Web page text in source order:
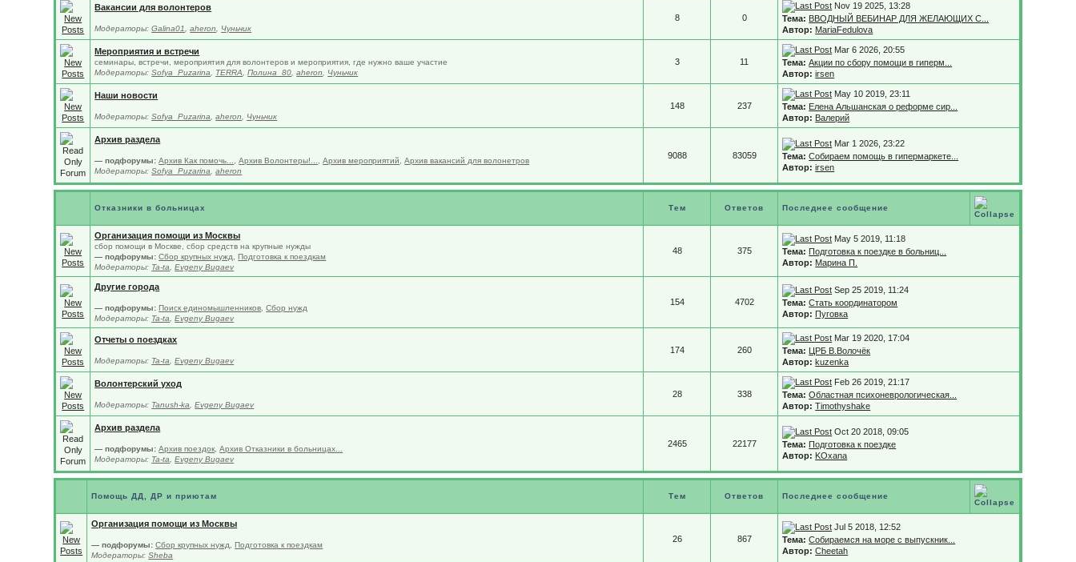
Вакансии для волонтеров
Модераторы:Galina01 ,aheron Чуньчик
8 0
Nov 19 2025, 13:28
Тема: ВВОДНЫЙ ВЕБИНАР ДЛЯ ЖЕЛАЮЩИХ С...
Автор: MariaFedulova
Мероприятия и встречи
семинары, встречи, мероприятия для волонтеров и мероприятия, где нужно ваше участие
Модераторы:Sofya_Puzarina TERRA ,Полина_80 ,aheron Чуньчик
3 11
Mar 6 2026, 20:55
Тема: Акции по сбору помощи в гиперм...
Автор: irsen
Наши новости
Модераторы:Sofya_Puzarina ,aheron Чуньчик
148 237
May 10 2019, 23:11
Тема: Елена Альшанская о реформе сир...
Автор: Валерий
Архив раздела
— подфорумы: Архив Как помочь... ,Архив Волонтеры!... ,Архив мероприятий ,Архив вакансий для волонетров
Модераторы:Sofya_Puzarina ,aheron
9088 83059
Mar 1 2026, 23:22
Тема: Собираем помощь в гипермаркете...
Автор: irsen
Отказники в больницах Тем Ответов Последнее сообщение
Организация помощи из Москвы
сбор помощи в Москве, сбор средств на крупные нужды
— подфорумы: Сбор крупных нужд ,Подготовка к поездкам
Модераторы: Ta-ta ,Evgeny Bugaev
48 375
May 5 2019, 11:18
Тема: Подготовка к поездке в больниц...
Автор: Марина П.
Другие города
— подфорумы: Поиск единомышленников ,Сбор нужд
Модераторы: Ta-ta ,Evgeny Bugaev
154 4702
Sep 25 2019, 11:24
Тема: Стать координатором
Автор: Пуговка
Отчеты о поездках
Модераторы: Ta-ta ,Evgeny Bugaev
174 260
Mar 19 2020, 17:04
Тема: ЦРБ В.Волочёк
Автор: kuzenka
Волонтерский уход
Модераторы: Tanush-ka ,Evgeny Bugaev
28 338
Feb 26 2019, 21:17
Тема: Областная психоневрологическая...
Автор: Timothyshake
Архив раздела
— подфорумы: Архив поездок ,Архив Отказники в больницах...
Модераторы: Ta-ta ,Evgeny Bugaev
2465 22177
Oct 20 2018, 09:05
Тема: Подготовка к поездке
Автор: KOxana
Помощь ДД, ДР и приютам Тем Ответов Последнее сообщение
Организация помощи из Москвы
— подфорумы: Сбор крупных нужд ,Подготовка к поездкам
Модераторы:Sheba
26 867
Jul 5 2018, 12:52
Тема: Собираемся на море с выпускник...
Автор: Cheetah